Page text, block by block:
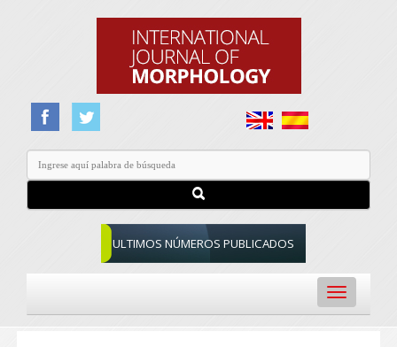
ULTIMOS NÚMEROS PUBLICADOS
Toggle
navigation